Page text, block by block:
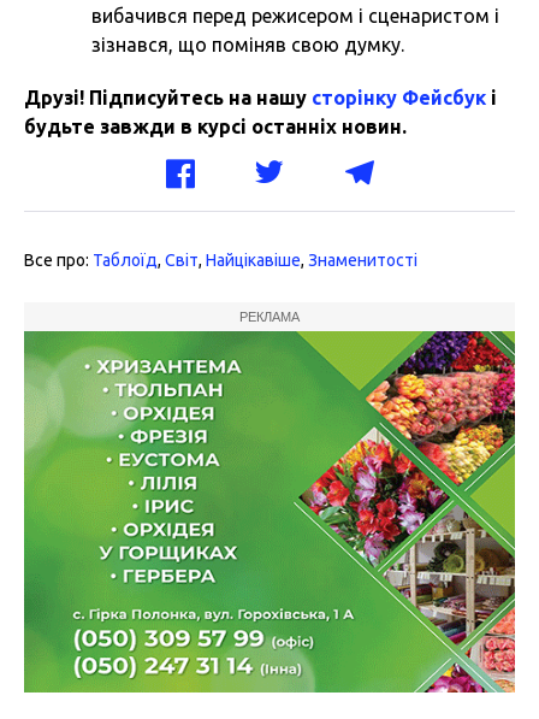
вибачився перед режисером і сценаристом і
зізнався, що поміняв свою думку.
Друзі! Підписуйтесь на нашу сторінку Фейсбук і
будьте завжди в курсі останніх новин.
Все про: Таблоїд, Світ, Найцікавіше, Знаменитості
РЕКЛАМА